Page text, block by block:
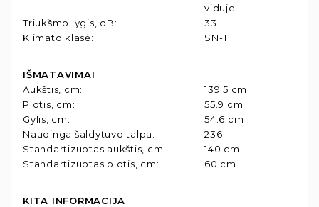
viduje
Triukšmo lygis, dB:
33
Klimato klasė: SN-T
IŠMATAVIMAI
Aukštis, cm:
139.5 cm
Plotis, cm:
55.9 cm
Gylis, cm:
54.6 cm
Naudinga šaldytuvo talpa:
236
Standartizuotas aukštis, cm:
140 cm
Standartizuotas plotis, cm: 60 cm
KITA INFORMACIJA